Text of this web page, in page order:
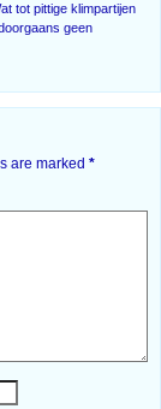
tot pittige klimpartijen
geen
are marked *